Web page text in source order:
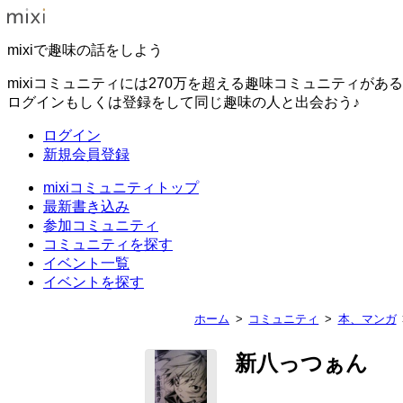
mixiで趣味の話をしよう
mixiコミュニティには270万を超える趣味コミュニティがある
ログインもしくは登録をして同じ趣味の人と出会おう♪
ログイン
新規会員登録
mixiコミュニティトップ
最新書き込み
参加コミュニティ
コミュニティを探す
イベント一覧
イベントを探す
ホーム コミュニティ 本、マンガ
新八っつぁん